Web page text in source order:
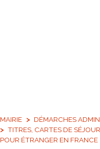
MAIRIE DÉMARCHES
TITRES, CARTES DE
POUR ÉTRANGER EN FRANCE